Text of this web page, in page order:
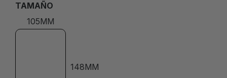
TAMAÑO
105MM
148MM